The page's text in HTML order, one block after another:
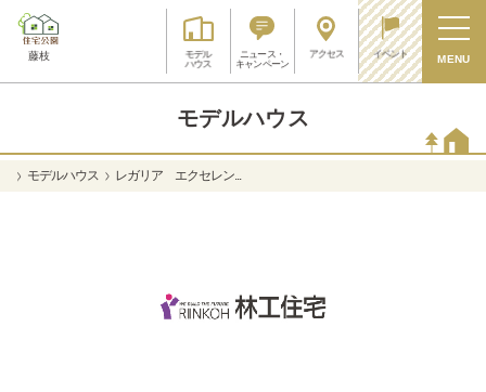
藤枝
モデル
ハウス
ニュース・
キャンペーン
アクセス イベント MENU
モデルハウス
モデルハウス レガリア エクセレン...